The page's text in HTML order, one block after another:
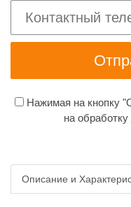
Нажимая на кнопку
на обработку
Описание и